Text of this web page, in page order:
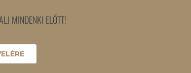
MINDENKI ELŐTT!